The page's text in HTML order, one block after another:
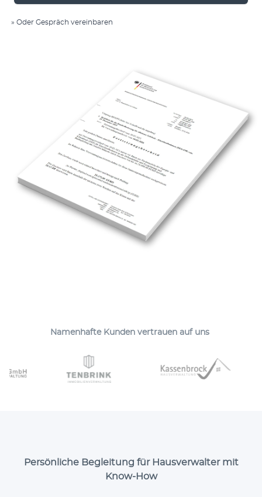
» Oder Ge­spräch vereinbaren
Namen­hafte Kunden ver­trauen auf uns
Persönliche Begleitung für Hausverwalter mit
Know-How